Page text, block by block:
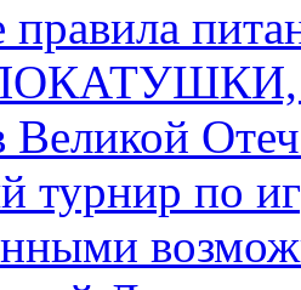
правила
турнир по